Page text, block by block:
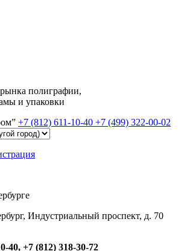
полиграфии,
и упаковки
+7 (812) 611-10-40 +7 (499) 322-00-02
Индустриальный проспект, д. 70
40, +7 (812) 318-30-72